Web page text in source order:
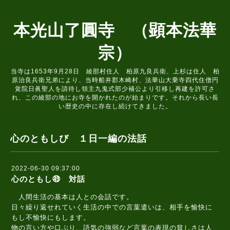
本光山了圓寺 （顕本法華
宗）
当寺は1653年9月28日 綾部村住人 柏原九良兵衛、上杉は住人 柏
原治良兵衛兄弟により、当時船井郡木崎村、法華山大乗寺四代住僧円
覚院日眞聖人を請待し領主九鬼式部少補公より引移し再建を許可さ
れ、この綾部の地にお寺を開かれたのが始まりです。それから長い長
い歴史の中に存在し続けてきました。
心のともしび １日一編の法話
2022-06-30 09:37:00
心のともし㊾ 対話
人間生活の基本は人との会話です。
日々繰り返せれていく生活の中での言葉遣いは、相手を愉快に
もし不愉快にもします。
物の言い方や口ぶり、語気の強弱など言葉の表現の貧しさは人